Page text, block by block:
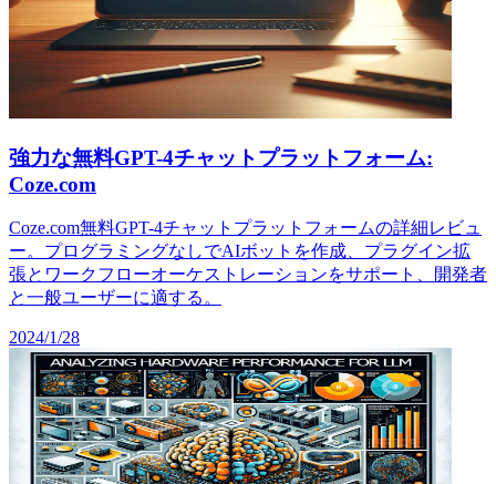
強力な無料GPT-4チャットプラットフォーム:
Coze.com
Coze.com無料GPT-4チャットプラットフォームの詳細レビュ
ー。プログラミングなしでAIボットを作成、プラグイン拡
張とワークフローオーケストレーションをサポート、開発者
と一般ユーザーに適する。
2024/1/28